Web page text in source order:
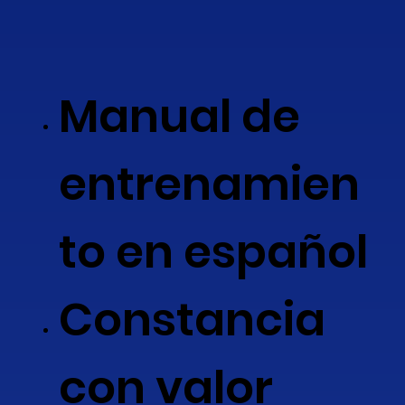
Manual de
entrenamien
to en español
Constancia
con valor